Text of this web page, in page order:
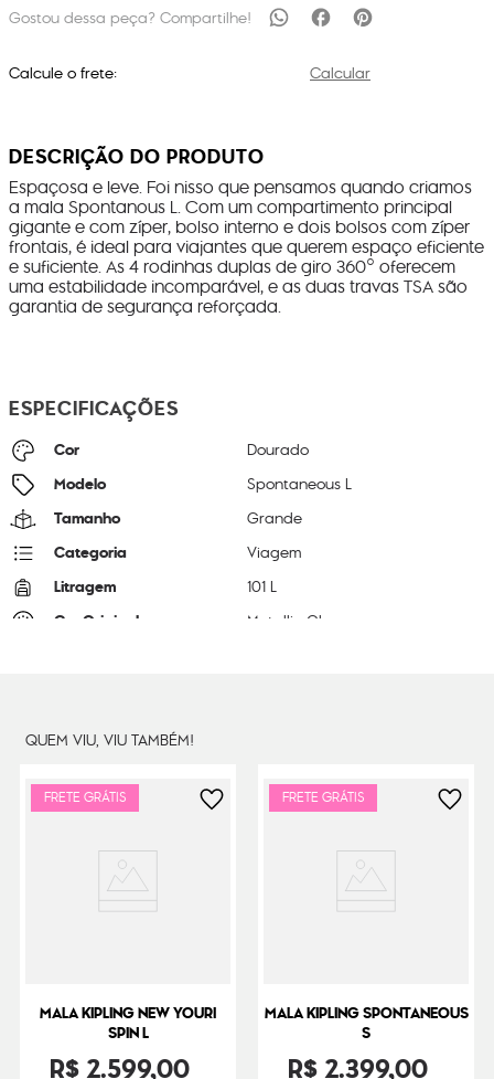
Calcule o frete: Calcular
DESCRIÇÃO DO PRODUTO
Espaçosa e leve. Foi nisso que pensamos quando criamos
a mala Spontanous L. Com um compartimento principal
gigante e com zíper, bolso interno e dois bolsos com zíper
frontais, é ideal para viajantes que querem espaço eficiente
e suficiente. As 4 rodinhas duplas de giro 360° oferecem
uma estabilidade incomparável, e as duas travas TSA são
garantia de segurança reforçada.
ESPECIFICAÇÕES
Cor Dourado
Modelo Spontaneous L
Tamanho Grande
Categoria Viagem
Litragem 101 L
Cor Original Metallic Glow
QUEM VIU, VIU TAMBÉM!
FRETE GRÁTIS
MALA KIPLING NEW YOURI
SPIN L
R$2.599,00
FRETE GRÁTIS
MALA KIPLING SPONTANEOUS
S
R$2.399,00